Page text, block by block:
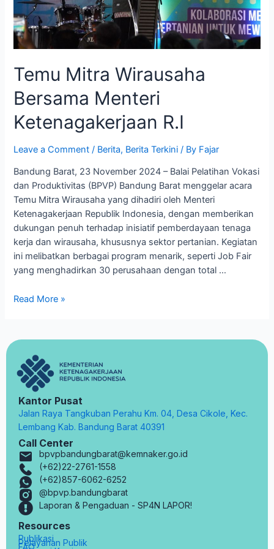
Temu Mitra Wirausaha
Bersama Menteri
Ketenagakerjaan R.I
Leave a Comment / Berita, Berita Terkini / By Fajar
Bandung Barat, 23 November 2024 – Balai Pelatihan Vokasi
dan Produktivitas (BPVP) Bandung Barat menggelar acara
Temu Mitra Wirausaha yang dihadiri oleh Menteri
Ketenagakerjaan Republik Indonesia, dengan memberikan
dukungan penuh terhadap inisiatif pemberdayaan tenaga
kerja dan wirausaha, khususnya sektor pertanian. Kegiatan
ini melibatkan berbagai program menarik, seperti Job Fair
yang menghadirkan 30 perusahaan dengan total …
Read More »
Kantor Pusat
Jalan Raya Tangkuban Perahu Km. 04, Desa Cikole, Kec.
Lembang Kab. Bandung Barat 40391
Call Center
bpvpbandungbarat@kemnaker.go.id
(+62)22-2761-1558
(+62)857-6062-6252
@bpvp.bandungbarat
Laporan & Pengaduan - SP4N LAPOR!
Resources
Publikasi
Pelayanan Publik
FAQ